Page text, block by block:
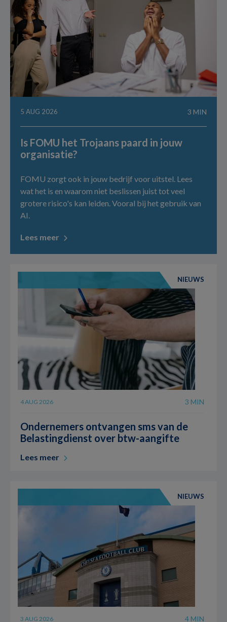
5 AUG 2026 3 MIN
Is FOMU het Trojaans paard in jouw
organisatie?
FOMU zorgt ook in jouw bedrijf voor uitstel. Lees
wat het is en waarom niet beslissen juist tot veel
grotere risico's kan leiden. Vooral bij het gebruik van
AI.
Lees meer
NIEUWS
4 AUG 2026 3 MIN
Ondernemers ontvangen sms van de
Belastingdienst over btw-aangifte
Lees meer
NIEUWS
3 AUG 2026 4 MIN